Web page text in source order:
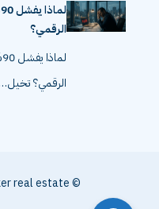
الرقمي؟
الرقمي؟ تخيل…